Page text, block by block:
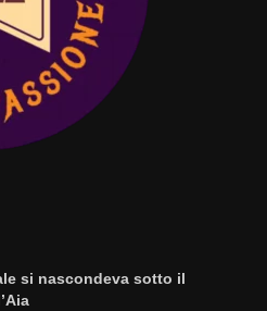
si nascondeva sotto il